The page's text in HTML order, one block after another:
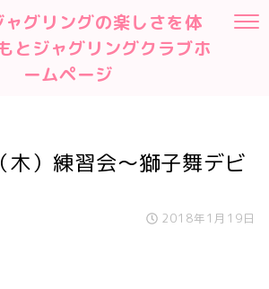
ャグリングの楽しさを体
とジャグリングクラブホ
ームページ
木）練習会～獅子舞デビ
2018年1月19日